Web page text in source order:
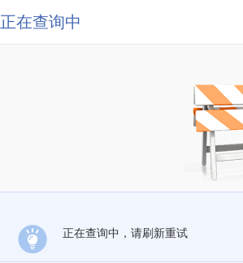
正在查询中
正在查询中，请刷新重试